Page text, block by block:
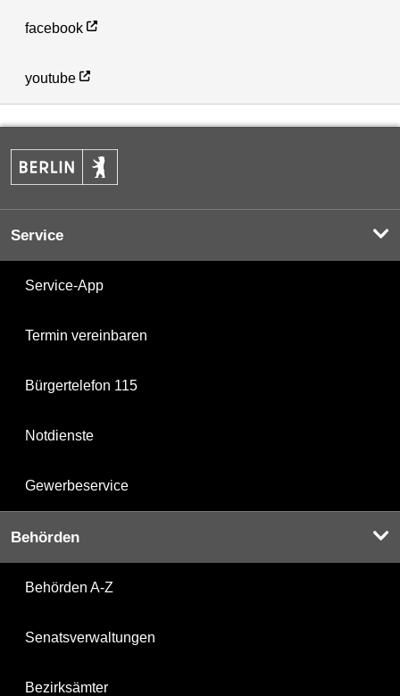
facebook
youtube
Service
Service-App
Termin vereinbaren
Bürgertelefon 115
Notdienste
Gewerbeservice
Behörden
Behörden A-Z
Senatsverwaltungen
Bezirksämter